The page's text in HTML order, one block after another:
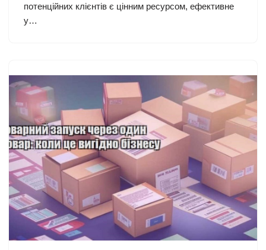
потенційних клієнтів є цінним ресурсом, ефективне
у…